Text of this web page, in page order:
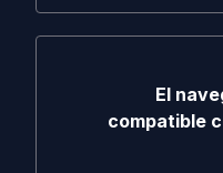
El
compatible